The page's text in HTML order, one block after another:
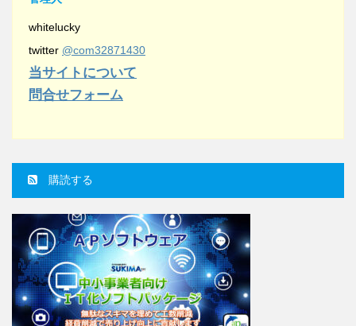
whitelucky
twitter @com32871430
当サイトについて
問合せフォーム
購読する